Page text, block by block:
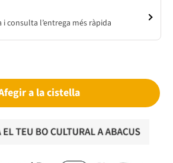
consulta l’entrega més ràpida
a la cistella